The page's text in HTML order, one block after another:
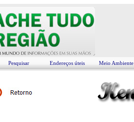
Pesquisar Endereços úteis Meio Ambiente